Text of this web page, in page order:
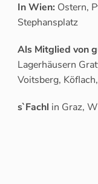
In Wien: Ostern,
Stephansplatz
Als Mitglied von
Lagerhäusern
Voitsberg,
s`Fachl in Graz,